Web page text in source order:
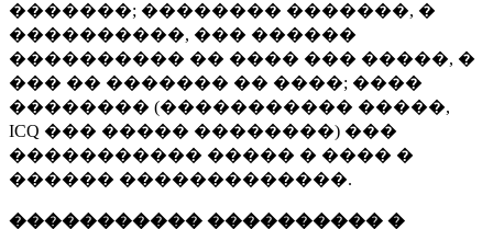
�������; �������� �������, �
����������, ��� ������
���������� �� ���� ��� �����, �
��� �� ������� �� ����; ����
�������� (����������� �����,
ICQ ��� ����� ��������) ���
����������� ����� � ���� �
������ �������������.
����������� ���������� �